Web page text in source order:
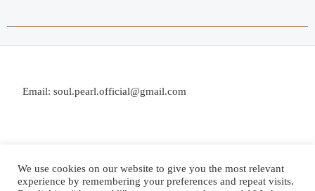
Email: soul.pearl.official@gmail.com
We use cookies on our website to give you the most relevant
experience by remembering your preferences and repeat visits.